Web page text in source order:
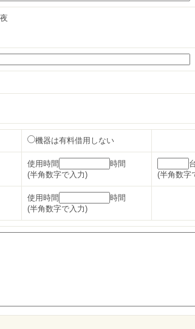
夜
機器は有料借用しない
使用時間
時間
(半角数字で入力)
(半角数字
使用時間
時間
(半角数字で入力)